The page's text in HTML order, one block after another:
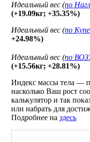
Идеальный вес (по
(+19.09кг; +35.35%)
Идеальный вес (по
+24.98%)
Идеальный вес (по ВОЗ
(+15.56кг; +28.81%)
Индекс массы тела —
насколько Ваш рост
калькулятор и так
или набрать для
Подробнее на здесь